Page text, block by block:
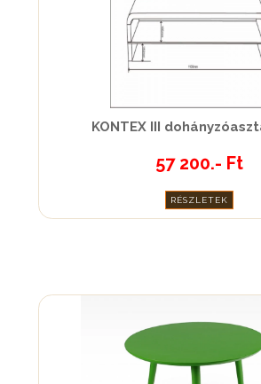
KONTEX III
57 200.- Ft
RÉSZLETEK